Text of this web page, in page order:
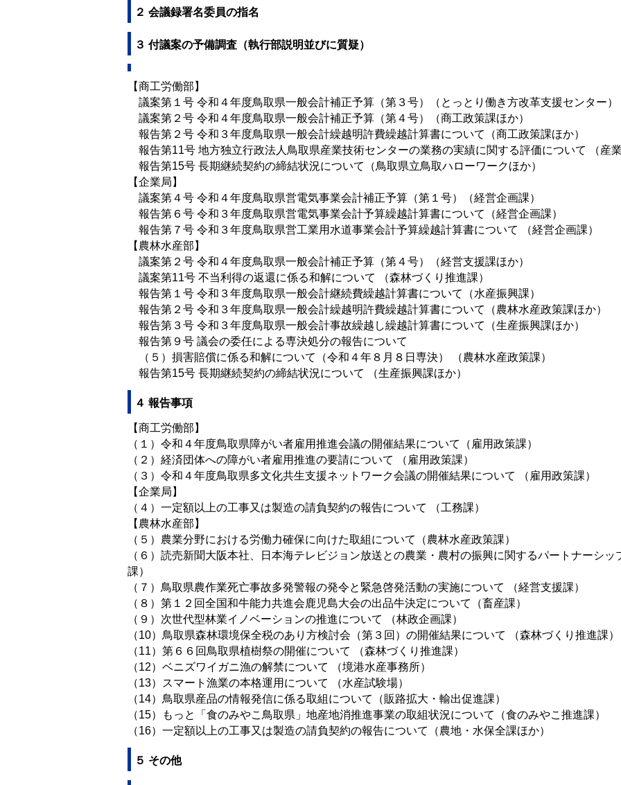
２ 会議録署名委員の指名
３ 付議案の予備調査（執行部説明並びに質疑）
【商工労働部】
議案第１号 令和４年度鳥取県一般会計補正予算（第３号）（とっとり働き方改革支援センター）
議案第２号 令和４年度鳥取県一般会計補正予算（第４号）（商工政策課ほか）
報告第２号 令和３年度鳥取県一般会計繰越明許費繰越計算書について（商工政策課ほか）
報告第11号 地方独立行政法人鳥取県産業技術センターの業務の実績に関する評価について （産業
報告第15号 長期継続契約の締結状況について（鳥取県立鳥取ハローワークほか）
【企業局】
議案第４号 令和４年度鳥取県営電気事業会計補正予算（第１号）（経営企画課）
報告第６号 令和３年度鳥取県営電気事業会計予算繰越計算書について（経営企画課）
報告第７号 令和３年度鳥取県営工業用水道事業会計予算繰越計算書について （経営企画課）
【農林水産部】
議案第２号 令和４年度鳥取県一般会計補正予算（第４号）（経営支援課ほか）
議案第11号 不当利得の返還に係る和解について （森林づくり推進課）
報告第１号 令和３年度鳥取県一般会計継続費繰越計算書について（水産振興課）
報告第２号 令和３年度鳥取県一般会計繰越明許費繰越計算書について（農林水産政策課ほか）
報告第３号 令和３年度鳥取県一般会計事故繰越し繰越計算書について（生産振興課ほか）
報告第９号 議会の委任による専決処分の報告について
（５）損害賠償に係る和解について（令和４年８月８日専決） （農林水産政策課）
報告第15号 長期継続契約の締結状況について （生産振興課ほか）
４ 報告事項
【商工労働部】
（１）令和４年度鳥取県障がい者雇用推進会議の開催結果について（雇用政策課）
（２）経済団体への障がい者雇用推進の要請について （雇用政策課）
（３）令和４年度鳥取県多文化共生支援ネットワーク会議の開催結果について （雇用政策課）
【企業局】
（４）一定額以上の工事又は製造の請負契約の報告について （工務課）
【農林水産部】
（５）農業分野における労働力確保に向けた取組について（農林水産政策課）
（６）読売新聞大阪本社、日本海テレビジョン放送との農業・農村の振興に関するパートナーシ
課）
（７）鳥取県農作業死亡事故多発警報の発令と緊急啓発活動の実施について （経営支援課）
（８）第１２回全国和牛能力共進会鹿児島大会の出品牛決定について（畜産課）
（９）次世代型林業イノベーションの推進について （林政企画課）
（10）鳥取県森林環境保全税のあり方検討会（第３回）の開催結果について （森林づくり推進課）
（11）第６６回鳥取県植樹祭の開催について （森林づくり推進課）
（12）ベニズワイガニ漁の解禁について （境港水産事務所）
（13）スマート漁業の本格運用について （水産試験場）
（14）鳥取県産品の情報発信に係る取組について（販路拡大・輸出促進課）
（15）もっと「食のみやこ鳥取県」地産地消推進事業の取組状況について（食のみやこ推進課）
（16）一定額以上の工事又は製造の請負契約の報告について（農地・水保全課ほか）
５ その他